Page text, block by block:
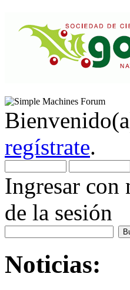
regístrate.
Ingresar con
de la sesión
Noticias: